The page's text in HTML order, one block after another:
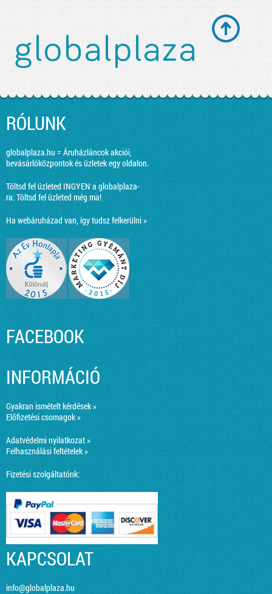
RÓLUNK
globalplaza.hu = Áruházláncok akciói,
bevásárlóközpontok és üzletek egy oldalon.
Töltsd fel üzleted INGYEN a globalplaza-
ra:Töltsd fel üzleted még ma!
Ha webáruházad van, így tudsz felkerülni »
FACEBOOK
INFORMÁCIÓ
Gyakran ismételt kérdések »
Előfizetési csomagok »
Adatvédelmi nyilatkozat »
Felhasználási feltételek »
Fizetési szolgáltatónk:
KAPCSOLAT
info@globalplaza.hu